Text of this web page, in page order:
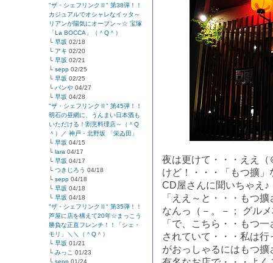
"ザ・シェフリンクⅡ" 第38弾！！
カジュアルでオシャレなイッタ～
リアンが陽気にオープン～☆ 宝塚
「La BOCCA」（＾Q＾）
└ 早坂 02/18
└ アキ 02/20
└ 早坂 02/21
└ sepp 02/25
└ 早坂 02/25
└ パンや 04/27
└ 早坂 04/28
"ザ・シェフリンクⅡ" 第45弾！！
明石の昼網に、うんまい日本酒も
いただける！割烹料理店～（＾Q
＾）／ 神戸・北野坂 「栄ゐ田」
└ 早坂 04/15
└ lara 04/17
└ 早坂 04/17
└ つきじろう 04/18
└ sepp 04/18
└ 早坂 04/18
└ 早坂 04/18
"ザ・シェフリンクⅡ" 第35弾！！
芦屋に店を構えて20年☆まっこう
勝負な正直フレンチ！！「シェ・
モリ」＼＼（＾Q＾）
└ 早坂 01/21
└ みっこ 01/23
└ sepp 01/24
夜は更けて・・・ええ
けど！・・・「もつ擴
CD屋さんに聞いちゃえ♪
「ええ～と・・・もつ
なんっ（－。－； グル
「で、こちら・・もつ
されていて・・・私は
がおっしゃるにはもつ